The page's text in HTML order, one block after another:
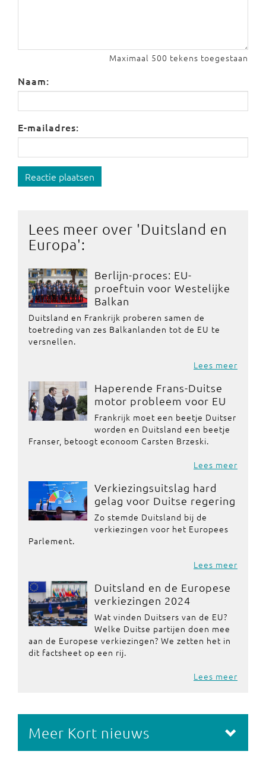
Maximaal 500 tekens toegestaan
Naam:
E-mailadres:
Reactie plaatsen
Lees meer over 'Duitsland en
Europa':
Berlijn-proces: EU-
proeftuin voor Westelijke
Balkan
Duitsland en Frankrijk proberen samen de
toetreding van zes Balkanlanden tot de EU te
versnellen.
Lees meer
Haperende Frans-Duitse
motor probleem voor EU
Frankrijk moet een beetje Duitser
worden en Duitsland een beetje
Franser, betoogt econoom Carsten Brzeski.
Lees meer
Verkiezingsuitslag hard
gelag voor Duitse regering
Zo stemde Duitsland bij de
verkiezingen voor het Europees
Parlement.
Lees meer
Duitsland en de Europese
verkiezingen 2024
Wat vinden Duitsers van de EU?
Welke Duitse partijen doen mee
aan de Europese verkiezingen? We zetten het in
dit factsheet op een rij.
Lees meer
Meer Kort nieuws